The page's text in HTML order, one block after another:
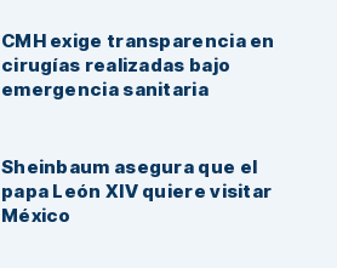
CMH exige transparencia en
cirugías realizadas bajo
emergencia sanitaria
Sheinbaum asegura que el
papa León XIV quiere visitar
México